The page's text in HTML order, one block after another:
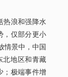
热浪和强降水
，仅部分更小
情景中，中国
北地区和青藏
；极端事件增